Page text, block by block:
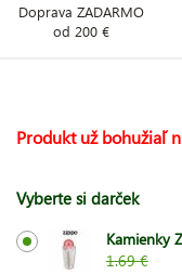
Doprava ZADARMO
od 200 €
Produkt už bohužiaľ
Vyberte si darček
Kamienky
1.69 €